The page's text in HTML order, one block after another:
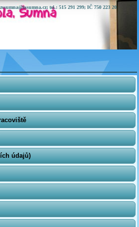
tel.: 515 291 299; IČ 750 223 20
údajů)